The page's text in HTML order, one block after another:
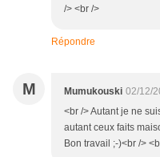
/> <br />
Répondre
M Mumukouski 02/12/
<br /> Autant je ne
autant ceux faits
Bon travail ;-)<br />